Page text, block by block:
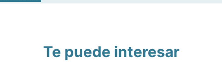
Te puede interesar